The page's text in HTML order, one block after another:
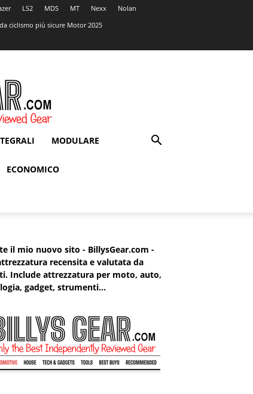
LS2 MDS MT Nexx
Nolan
ciclismo più sicure Motor 2025
MODULARE
ECONOMICO
il mio nuovo sito - BillysGear.com -
recensita e valutata da
Include attrezzatura per moto, auto,
gadget, strumenti...